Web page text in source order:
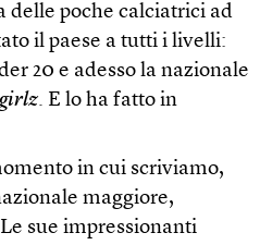
delle poche calciatrici ad
il paese a tutti i livelli:
20 e adesso la nazionale
girlz. E lo ha fatto in
in cui scriviamo,
maggiore,
sue impressionanti